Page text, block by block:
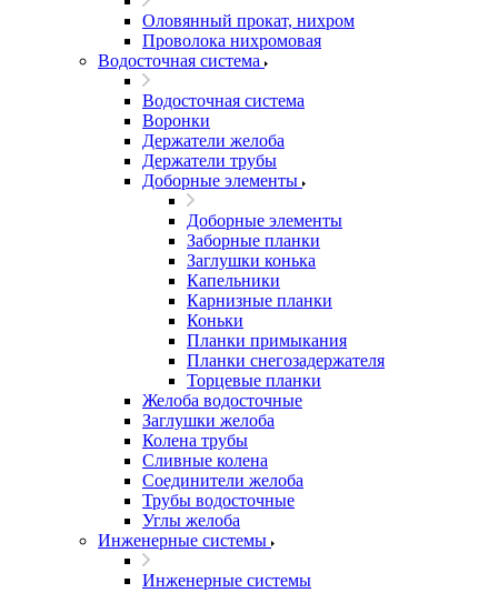
Оловянный прокат, нихром
Проволока нихромовая
Водосточная система
Водосточная система
Воронки
Держатели желоба
Держатели трубы
Доборные элементы
Доборные элементы
Заборные планки
Заглушки конька
Капельники
Карнизные планки
Коньки
Планки примыкания
Планки снегозадержателя
Торцевые планки
Желоба водосточные
Заглушки желоба
Колена трубы
Сливные колена
Соединители желоба
Трубы водосточные
Углы желоба
Инженерные системы
Инженерные системы